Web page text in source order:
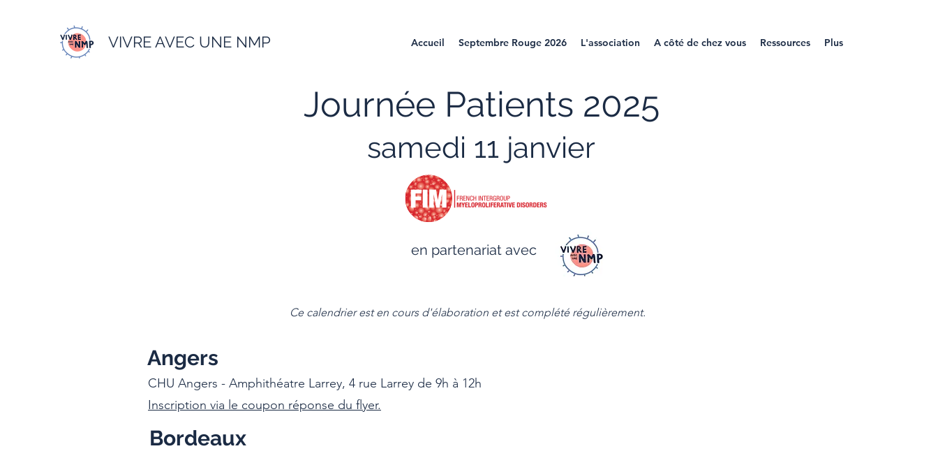
VIVRE AVEC UNE NMP Accueil Septembre Rouge 2026 L'association A côté de chez vous Ressources Plus
Journée Patients 2025
samedi 11 janvier
en partenariat avec
Ce calendrier est en cours d'élaboration et est complété régulièrement.
Angers
CHU Angers - Amphithéatre Larrey, 4 rue Larrey de 9h à 12h
Inscription via le coupon réponse du flyer.
Bordeaux